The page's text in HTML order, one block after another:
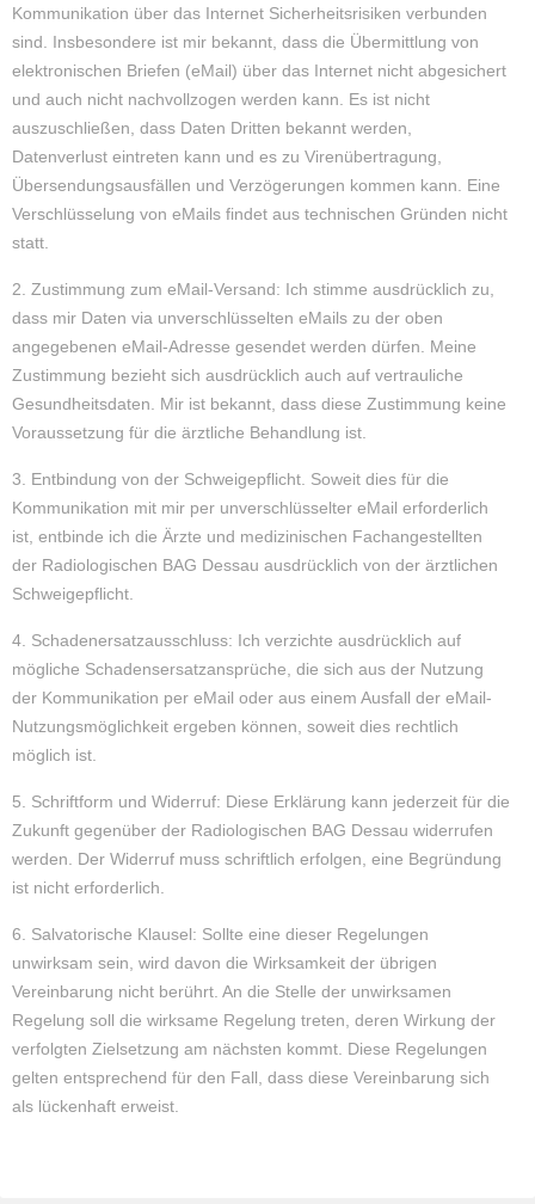
Kommunikation über das Internet Sicherheitsrisiken verbunden
sind. Insbesondere ist mir bekannt, dass die Übermittlung von
elektronischen Briefen (eMail) über das Internet nicht abgesichert
und auch nicht nachvollzogen werden kann. Es ist nicht
auszuschließen, dass Daten Dritten bekannt werden,
Datenverlust eintreten kann und es zu Virenübertragung,
Übersendungsausfällen und Verzögerungen kommen kann. Eine
Verschlüsselung von eMails findet aus technischen Gründen nicht
statt.
2. Zustimmung zum eMail-Versand: Ich stimme ausdrücklich zu,
dass mir Daten via unverschlüsselten eMails zu der oben
angegebenen eMail-Adresse gesendet werden dürfen. Meine
Zustimmung bezieht sich ausdrücklich auch auf vertrauliche
Gesundheitsdaten. Mir ist bekannt, dass diese Zustimmung keine
Voraussetzung für die ärztliche Behandlung ist.
3. Entbindung von der Schweigepflicht. Soweit dies für die
Kommunikation mit mir per unverschlüsselter eMail erforderlich
ist, entbinde ich die Ärzte und medizinischen Fachangestellten
der Radiologischen BAG Dessau ausdrücklich von der ärztlichen
Schweigepflicht.
4. Schadenersatzausschluss: Ich verzichte ausdrücklich auf
mögliche Schadensersatzansprüche, die sich aus der Nutzung
der Kommunikation per eMail oder aus einem Ausfall der eMail-
Nutzungsmöglichkeit ergeben können, soweit dies rechtlich
möglich ist.
5. Schriftform und Widerruf: Diese Erklärung kann jederzeit für die
Zukunft gegenüber der Radiologischen BAG Dessau widerrufen
werden. Der Widerruf muss schriftlich erfolgen, eine Begründung
ist nicht erforderlich.
6. Salvatorische Klausel: Sollte eine dieser Regelungen
unwirksam sein, wird davon die Wirksamkeit der übrigen
Vereinbarung nicht berührt. An die Stelle der unwirksamen
Regelung soll die wirksame Regelung treten, deren Wirkung der
verfolgten Zielsetzung am nächsten kommt. Diese Regelungen
gelten entsprechend für den Fall, dass diese Vereinbarung sich
als lückenhaft erweist.